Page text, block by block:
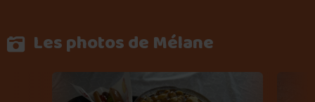
Les photos de Mélane